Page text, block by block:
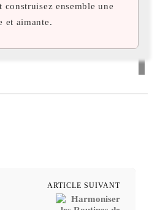
construisez ensemble une
et aimante.
ARTICLE SUIVANT